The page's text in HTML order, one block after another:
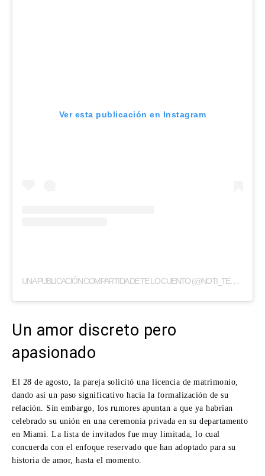
Ver esta publicación en Instagram
U
NA PUBLICACIÓN COMPARTIDA DE TE LO CUENTO (@NOTI_TELOCUENTO)
Un amor discreto pero
apasionado
El 28 de agosto, la pareja solicitó una licencia de matrimonio,
dando así un paso significativo hacia la formalización de su
relación. Sin embargo, los rumores apuntan a que ya habrían
celebrado su unión en una ceremonia privada en su departamento
en Miami. La lista de invitados fue muy limitada, lo cual
concuerda con el enfoque reservado que han adoptado para su
historia de amor, hasta el momento.